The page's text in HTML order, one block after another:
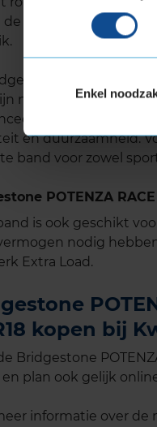
Enkel
de band niet alleen
POTENZA
naar een band die
technologieën
en duurzaamheid.
band voor zowel
POTENZA
is ook geschikt
nodig
Extra Load.
kopen bij
Bridgestone
plan ook gelijk
informatie over de